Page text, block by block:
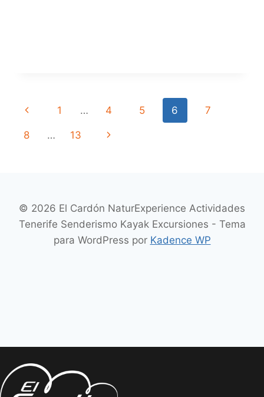
NAVEGACIÓN
PÁGINA
Página
anterior
1 … 4 5 6 7
8 … 13
Siguiente
© 2026 El Cardón NaturExperience Actividades
Tenerife Senderismo Kayak Excursiones - Tema
para WordPress por Kadence WP